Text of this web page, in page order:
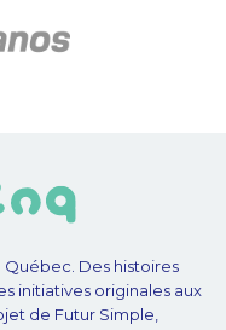
Des histoires
initiatives originales aux
de Futur Simple,